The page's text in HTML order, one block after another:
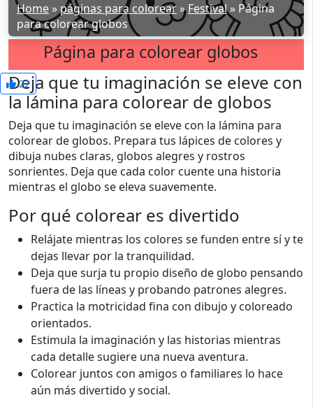
Home »páginas para colorear »Festival» Página
para colorear globos
Página para colorear globos
22
Deja que tu imaginación se eleve con
la lámina para colorear de globos
Deja que tu imaginación se eleve con la lámina para
colorear de globos. Prepara tus lápices de colores y
dibuja nubes claras, globos alegres y rostros
sonrientes. Deja que cada color cuente una historia
mientras el globo se eleva suavemente.
Por qué colorear es divertido
Relájate mientras los colores se funden entre sí y te
dejas llevar por la tranquilidad.
Deja que surja tu propio diseño de globo pensando
fuera de las líneas y probando patrones alegres.
Practica la motricidad fina con dibujo y coloreado
orientados.
Estimula la imaginación y las historias mientras
cada detalle sugiere una nueva aventura.
Colorear juntos con amigos o familiares lo hace
aún más divertido y social.